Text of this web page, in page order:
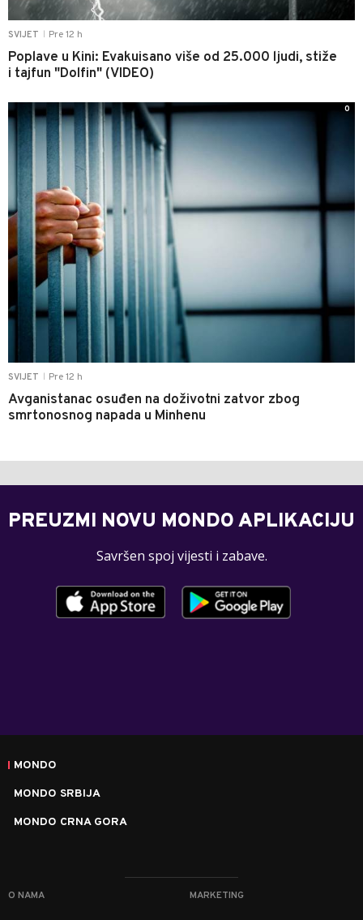
SVIJET Pre 12 h
Poplave u Kini: Evakuisano više od 25.000 ljudi, stiže
i tajfun "Dolfin" (VIDEO)
SVIJET Pre 12 h
Avganistanac osuđen na doživotni zatvor zbog
smrtonosnog napada u Minhenu
0
PREUZMI NOVU MONDO APLIKACIJU
Savršen spoj vijesti i zabave.
MONDO
MONDO SRBIJA
MONDO CRNA GORA
O NAMA MARKETING